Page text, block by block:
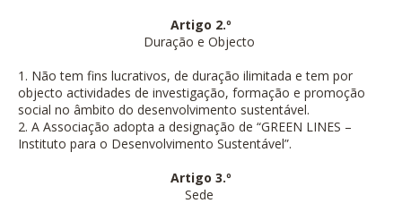
Artigo 2.º
Duração e Objecto
1. Não tem fins lucrativos, de duração ilimitada e tem por
objecto actividades de investigação, formação e promoção
social no âmbito do desenvolvimento sustentável.
2. A Associação adopta a designação de “GREEN LINES –
Instituto para o Desenvolvimento Sustentável”.
Artigo 3.º
Sede